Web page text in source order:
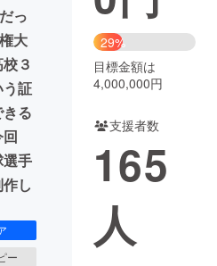
CAMPFIRE Creation
税machi-ya コミュニティ
っ
大
３
証
る
選手
し
ー
29%
目標金額は
4,000,000円
支援者数
165
人